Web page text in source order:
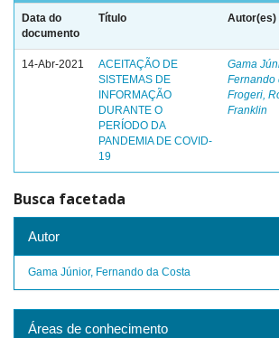
Data do
documento
Título Autor(es)
14-Abr-2021
ACEITAÇÃO DE
SISTEMAS DE
INFORMAÇÃO
DURANTE O
PERÍODO DA
PANDEMIA DE COVID-
19
Gama
Fernando
Frogeri,
Franklin
Busca facetada
Autor
Gama Júnior, Fernando da Costa
Áreas de conhecimento